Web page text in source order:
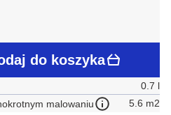
do koszyka
0.7 l
malowaniu
5.6 m2